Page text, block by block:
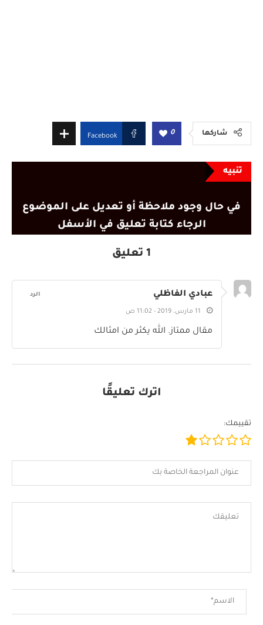
شاركها 0
Facebook
تنبيه
في حال وجود ملاحظة أو تعديل على الموضوع
الرجاء كتابة تعليق في الأسفل
1 تعليق
عبادي الفاظلي
11 مارس، 2019 - 11:02 ص
مقال ممتاز. الله يكثر من امثالك
الرد
اترك تعليقًا
تقييمك: